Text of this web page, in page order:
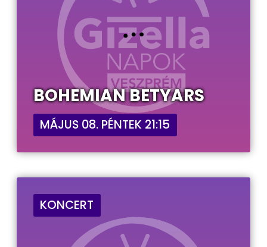
BOHEMIAN BETYARS
MÁJUS 08. PÉNTEK 21:15
KONCERT